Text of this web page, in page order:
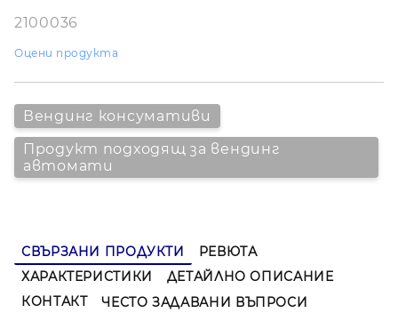
2100036
Оцени продукта
Вендинг консумативи
Продукт подходящ за вендинг
автомати
СВЪРЗАНИ ПРОДУКТИ
РЕВЮТА
ХАРАКТЕРИСТИКИ
ДЕТАЙЛНО ОПИСАНИЕ
КОНТАКТ
ЧЕСТО ЗАДАВАНИ ВЪПРОСИ